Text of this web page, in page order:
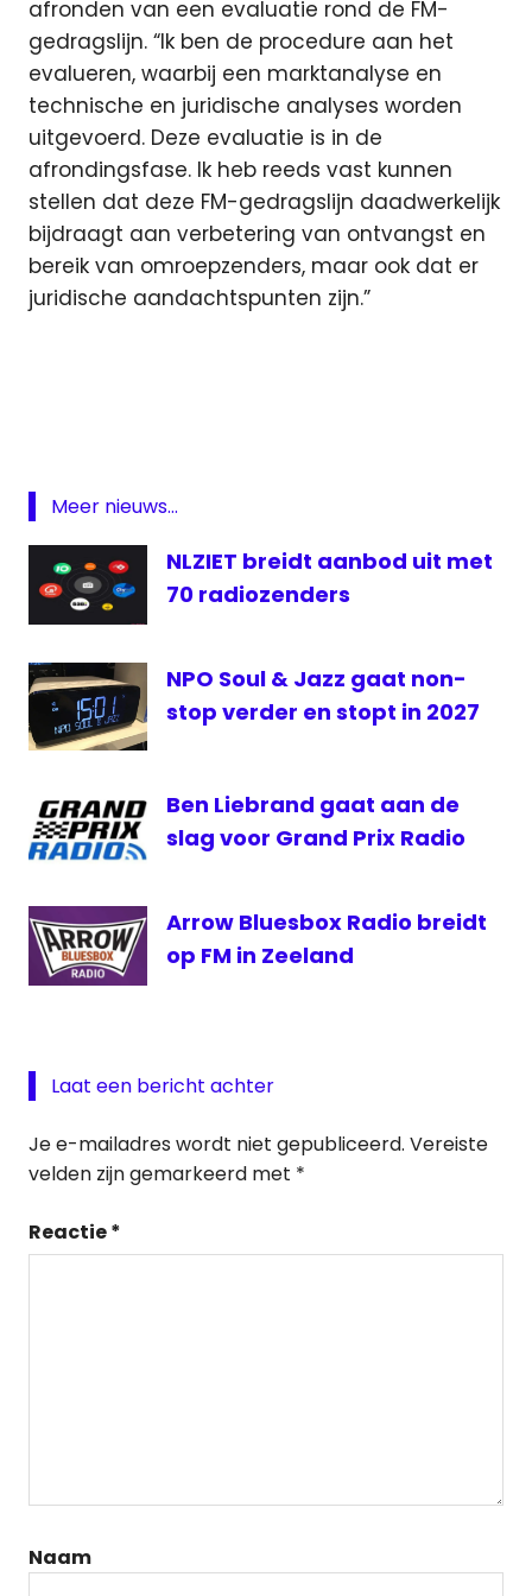
afronden van een evaluatie rond de FM-
gedragslijn. “Ik ben de procedure aan het
evalueren, waarbij een marktanalyse en
technische en juridische analyses worden
uitgevoerd. Deze evaluatie is in de
afrondingsfase. Ik heb reeds vast kunnen
stellen dat deze FM-gedragslijn daadwerkelijk
bijdraagt aan verbetering van ontvangst en
bereik van omroepzenders, maar ook dat er
juridische aandachtspunten zijn.”
gedragslijn
Radio
Meer nieuws...
NLZIET breidt aanbod uit met
70 radiozenders
NPO Soul & Jazz gaat non-
stop verder en stopt in 2027
Ben Liebrand gaat aan de
slag voor Grand Prix Radio
Arrow Bluesbox Radio breidt
op FM in Zeeland
Laat een bericht achter
Je e-mailadres wordt niet gepubliceerd. Vereiste
velden zijn gemarkeerd met *
Reactie*
Naam